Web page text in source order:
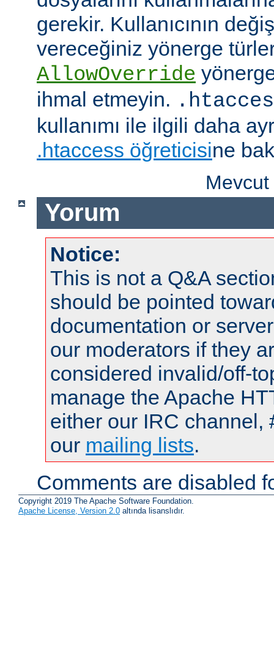
gerekir. Kullanıcının
vereceğiniz yönerge
AllowOverride
ihmal etmeyin.
kullanımı ile ilgili daha
.htaccess öğreticisine
Yorum
Notice:
This is not a Q&A
should be pointed
documentation or
our moderators if they
considered invalid/off-
manage the Apache
either our IRC channel,
our mailing lists.
Comments are disabled
Copyright 2019 The Apache Software Foundation.
Apache License, Version 2.0 altında lisanslıdır.